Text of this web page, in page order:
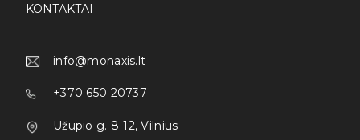
KONTAKTAI
info@monaxis.lt
+370 650 20737
Užupio g. 8-12, Vilnius